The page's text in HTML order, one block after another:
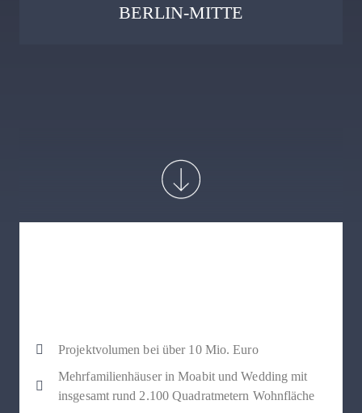
BERLIN-MITTE
Projektvolumen bei über 10 Mio. Euro
Mehrfamilienhäuser in Moabit und Wedding mit
insgesamt rund 2.100 Quadratmetern Wohnfläche